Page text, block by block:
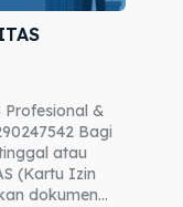
&
Bagi
atau
(Kartu Izin
dokumen...